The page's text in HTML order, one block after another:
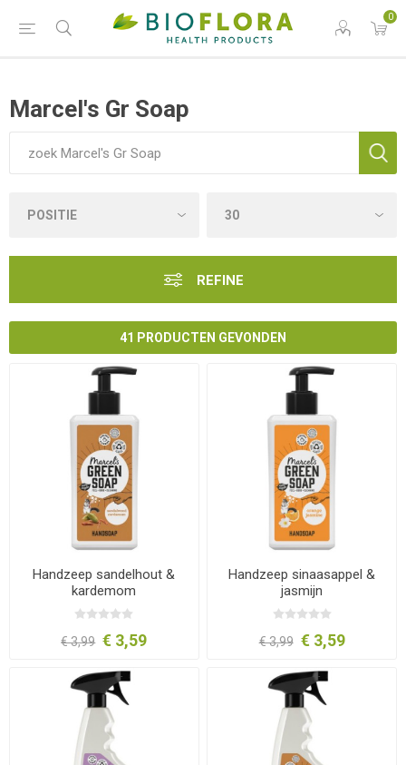
0
Marcel's Gr Soap
REFINE
41 PRODUCTEN GEVONDEN
Handzeep sandelhout &
kardemom
€ 3,99 € 3,59
Handzeep sinaasappel &
jasmijn
€ 3,99 € 3,59